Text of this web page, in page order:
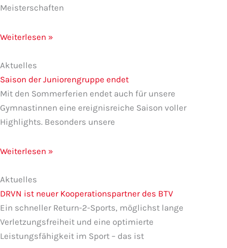
Meisterschaften
Weiterlesen »
Aktuelles
Saison der Juniorengruppe endet
Mit den Sommerferien endet auch für unsere
Gymnastinnen eine ereignisreiche Saison voller
Highlights. Besonders unsere
Weiterlesen »
Aktuelles
DRVN ist neuer Kooperationspartner des BTV
Ein schneller Return-2-Sports, möglichst lange
Verletzungsfreiheit und eine optimierte
Leistungsfähigkeit im Sport – das ist